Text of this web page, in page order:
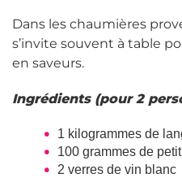
Dans les chaumières
s’invite souvent à table
en saveurs.
Ingrédients (pour 2
1 kilogrammes de
100 grammes de
2 verres de vin blanc